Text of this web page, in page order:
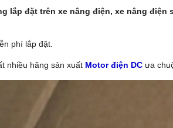
lắp đặt trên xe nâng điện, xe nâng
phí lắp đặt.
nhiều hãng sản xuất Motor điện DC ưa